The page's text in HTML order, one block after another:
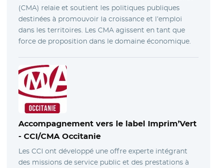
(CMA) relaie et soutient les politiques publiques
destinées à promouvoir la croissance et l’emploi
dans les territoires. Les CMA agissent en tant que
force de proposition dans le domaine économique.
Accompagnement vers le label Imprim’Vert
-CCI/CMA Occitanie
Les CCI ont développé une offre experte intégrant
des missions de service public et des prestations à